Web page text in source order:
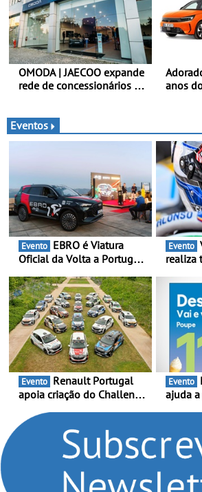
clientes
OMODA | JAECOO expande
rede de concessionários -
bom ritmo
anos
Eventos
Evento
Oficial da Volta a Portugal
presença nacional ao lado
da mítica prova de ciclismo
e leva a sua gama SUV
multi-energia às estradas
de Portugal
Evento
realiza
6 de
Evento
apoia criação do Challenge
compromisso com o
automobilismo nacional
continua em 2026
Evento
ajuda